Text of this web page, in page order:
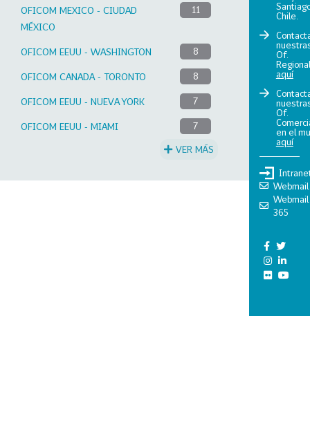
OFICOM MEXICO - CIUDAD
MÉXICO
11
OFICOM EEUU - WASHINGTON 8
OFICOM CANADA - TORONTO 8
OFICOM EEUU - NUEVA YORK 7
OFICOM EEUU - MIAMI 7
VER MÁS
Chile.
Of.
aquí
Of.
en el
aquí
Webmail
Webmail
365